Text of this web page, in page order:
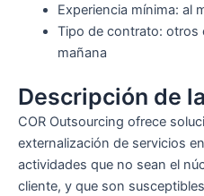
Experiencia mínima: al
Tipo de contrato: otros
mañana
Descripción de
COR Outsourcing ofrece
externalización de servicios
actividades que no sean el
cliente, y que son